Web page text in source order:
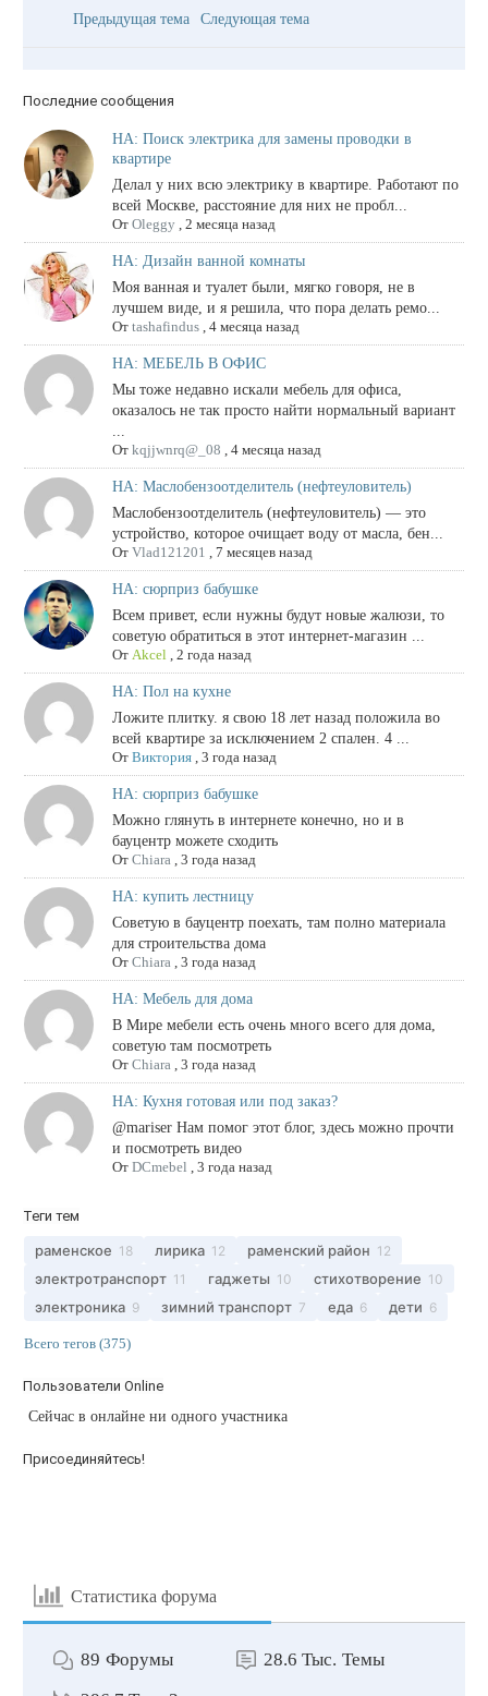
Предыдущая тема Следующая тема
Последние сообщения
НА: Поиск электрика для замены проводки в
квартире
Делал у них всю электрику в квартире. Работают по
всей Москве, расстояние для них не пробл...
От Oleggy, 2 месяца назад
НА: Дизайн ванной комнаты
Моя ванная и туалет были, мягко говоря, не в
лучшем виде, и я решила, что пора делать ремо...
От tashafindus, 4 месяца назад
НА: МЕБЕЛЬ В ОФИС
Мы тоже недавно искали мебель для офиса,
оказалось не так просто найти нормальный вариант
...
От kqjjwnrq@_08 , 4 месяца назад
НА: Маслобензоотделитель (нефтеуловитель)
Маслобензоотделитель (нефтеуловитель) — это
устройство, которое очищает воду от масла, бен...
От Vlad121201 , 7 месяцев назад
НА: сюрприз бабушке
Всем привет, если нужны будут новые жалюзи, то
советую обратиться в этот интернет-магазин ...
От Akcel, 2 года назад
НА: Пол на кухне
Ложите плитку. я свою 18 лет назад положила во
всей квартире за исключением 2 спален. 4 ...
От Виктория, 3 года назад
НА: сюрприз бабушке
Можно глянуть в интернете конечно, но и в
бауцентр можете сходить
От Chiara, 3 года назад
НА: купить лестницу
Советую в бауцентр поехать, там полно материала
для строительства дома
От Chiara, 3 года назад
НА: Мебель для дома
В Мире мебели есть очень много всего для дома,
советую там посмотреть
От Chiara, 3 года назад
НА: Кухня готовая или под заказ?
@mariser Нам помог этот блог, здесь можно прочти
и посмотреть видео
От DCmebel , 3 года назад
Теги тем
раменское 18 лирика 12 раменский район 12
электротранспорт 11 гаджеты 10 стихотворение 10
электроника 9 зимний транспорт 7 еда 6 дети 6
Всего тегов (375)
Пользователи Online
Сейчас в онлайне ни одного участника
Присоединяйтесь!
Статистика форума
89 Форумы 28.6 Тыс. Темы